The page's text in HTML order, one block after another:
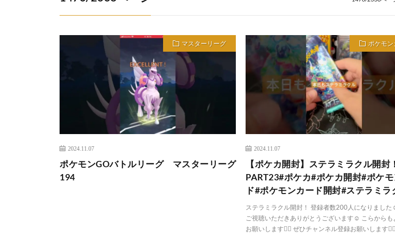
マスターリーグ
2024.11.07
ポケモンGOバトルリーグ マスターリーグ
194
ポケモ
2024.11.07
【ポケカ開封】ステラミラクル開封！
PART23#ポケカ#ポケカ開封#ポケ
ド#ポケモンカード開封#ステラミラ
ステラミラクル開封！ 登録者数200人になりまし
ご視聴いただきありがとうございます☺️ こらからも
お願いします🙇‍♀️ ぜひチャンネル登録お願いします